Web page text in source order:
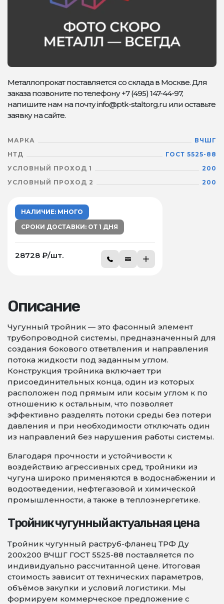
Металлопрокат поставляется со склада в Москве. Для
заказа позвоните по телефону +7 (495) 147-44-97,
напишите нам на почту info@ptk-staltorg.ru или оставьте
заявку на сайте.
МАРКА
ВЧШГ
НТД
ГОСТ 5525-88
УСЛОВНЫЙ ПРОХОД 1
200
УСЛОВНЫЙ ПРОХОД 2
200
НАЛИЧИЕ: МНОГО
СРОКИ ДОСТАВКИ: ОТ 1 ДНЯ
28728 ₽/шт.
Описание
Чугунный тройник — это фасонный элемент
трубопроводной системы, предназначенный для
создания бокового ответвления и направления
потока жидкости под заданным углом.
Конструкция тройника включает три
присоединительных конца, один из которых
расположен под прямым или косым углом к по
отношению к остальным, что позволяет
эффективно разделять потоки среды без потери
давления и при необходимости отключать один
из направлений без нарушения работы системы.
Благодаря прочности и устойчивости к
воздействию агрессивных сред, тройники из
чугуна широко применяются в водоснабжении и
водоотведении, нефтегазовой и химической
промышленности, а также в теплоэнергетике.
Тройник чугунный актуальная цена
Тройник чугунный раструб-фланец ТРФ Ду
200х200 ВЧШГ ГОСТ 5525-88 поставляется по
индивидуально рассчитанной цене. Итоговая
стоимость зависит от технических параметров,
объёмов закупки и условий логистики. Мы
формируем коммерческое предложение с